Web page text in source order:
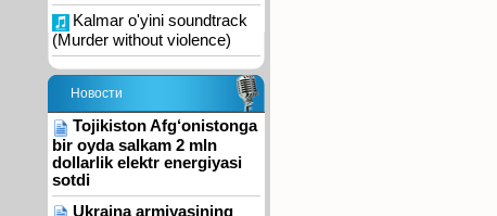
Kalmar o'yini soundtrack
(Murder without violence)
Новости
Tojikiston Afg‘onistonga
bir oyda salkam 2 mln
dollarlik elektr energiyasi
sotdi
Ukraina armiyasining